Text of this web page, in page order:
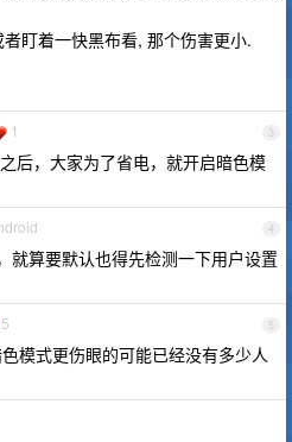
盯着一快黑布看, 那个伤害更小.
3
1
后，大家为了省电，就开启暗色模
4
就算要默认也得先检测一下用户设置
5
模式更伤眼的可能已经没有多少人